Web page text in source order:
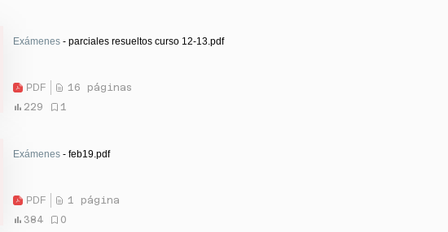
Exámenes - parciales resueltos curso 12-13.pdf
PDF
16 páginas
229
1
Exámenes - feb19.pdf
PDF
1 página
384
0